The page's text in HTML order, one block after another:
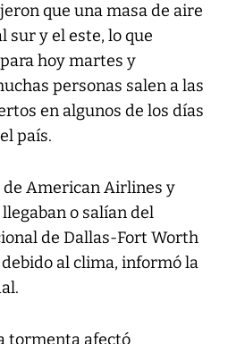
que una masa de aire
sur y el este, lo que
hoy martes y
personas salen a las
en algunos de los días
país.
de American Airlines y
o salían del
de Dallas-Fort Worth
al clima, informó la
tormenta afectó